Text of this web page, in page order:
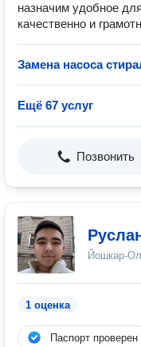
назначим удобное
качественно и
Замена насоса
Ещё 67 услуг
Позвонить
Йошкар-
1 оценка
Паспорт проверен